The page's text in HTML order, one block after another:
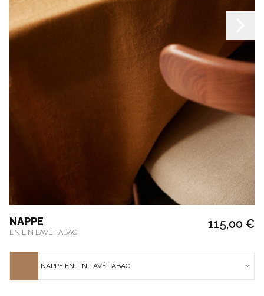
NAPPE
EN LIN LAVÉ TABAC
115,00 €
NAPPE EN LIN LAVÉ TABAC